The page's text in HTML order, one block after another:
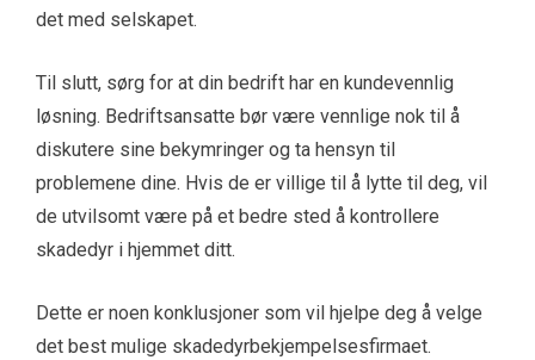
det med selskapet.
Til slutt, sørg for at din bedrift har en kundevennlig
løsning. Bedriftsansatte bør være vennlige nok til å
diskutere sine bekymringer og ta hensyn til
problemene dine. Hvis de er villige til å lytte til deg, vil
de utvilsomt være på et bedre sted å kontrollere
skadedyr i hjemmet ditt.
Dette er noen konklusjoner som vil hjelpe deg å velge
det best mulige skadedyrbekjempelsesfirmaet.